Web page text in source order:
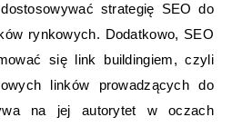
strategię SEO do
rynkowych. Dodatkowo, SEO
się link buildingiem, czyli
linków prowadzących do
na jej autorytet w oczach